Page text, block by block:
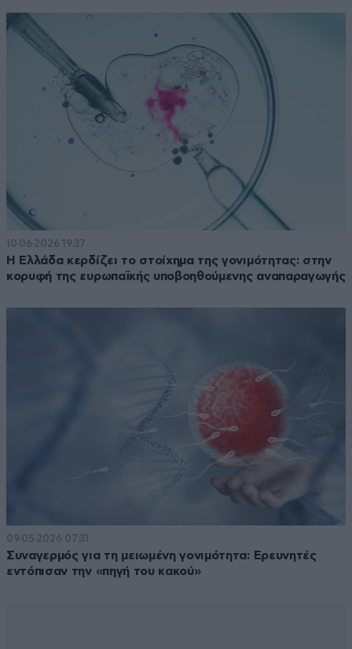
10·06·2026 19:37
Η Ελλάδα κερδίζει το στοίχημα της γονιμότητας: στην
κορυφή της ευρωπαϊκής υποβοηθούμενης αναπαραγωγής
09·05·2026 07:31
Συναγερμός για τη μειωμένη γονιμότητα: Ερευνητές
εντόπισαν την «πηγή του κακού»